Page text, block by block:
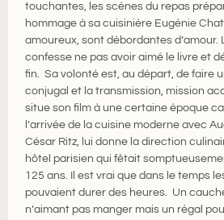
touchantes, les scènes du repas
hommage à sa cuisinière Eugénie
amoureux, sont débordantes d’amour.
confesse ne pas avoir aimé le livre et
fin. Sa volonté est, au départ, de faire
conjugal et la transmission, mission
situe son film à une certaine époque
l’arrivée de la cuisine moderne avec
César Ritz, lui donne la direction
hôtel parisien qui fêtait
125 ans. Il est vrai que dans le temps
pouvaient durer des heures. Un
n’aimant pas manger mais un régal